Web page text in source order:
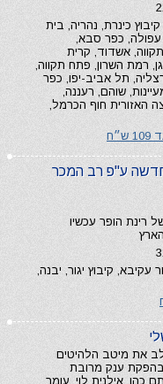
כינרת, נהריה, בית
עפולה, כפר סבא,
תקווה, אשדוד, קרית
גן, רמת השרון, פתח תקווה,
תל אביב-יפו, כפר
שוהם, רעננה,
האזורית חוף הכרמל,
ע"פ רב המכר
רינת הופר עכשיו
עקיבא, קיבוץ יגור, יבנה,
את מיטב הלהיטים
בהפקת ענק מרובת
כהן, אילנית לוי, עומר